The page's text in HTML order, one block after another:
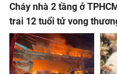
Cháy nhà 2 tầng ở
trai 12 tuổi tử vong